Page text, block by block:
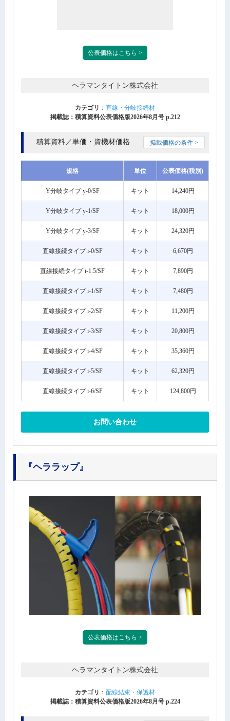
公表価格はこちら >
ヘラマンタイトン株式会社
カテゴリ ： 直線・分岐接続材
掲載誌：積算資料公表価格版2026年8月号 p.212
積算資料／単価・資機材価格 掲載価格の条件 >
規格 単位 公表価格(税別)
Y分岐タイプ y-0/SF キット 14,240円
Y分岐タイプ y-1/SF キット 18,000円
Y分岐タイプ y-3/SF キット 24,320円
直線接続タイプ i-0/SF キット 6,670円
直線接続タイプ i-1.5/SF キット 7,890円
直線接続タイプ i-1/SF キット 7,480円
直線接続タイプ i-2/SF キット 11,200円
直線接続タイプ i-3/SF キット 20,800円
直線接続タイプ i-4/SF キット 35,360円
直線接続タイプ i-5/SF キット 62,320円
直線接続タイプ i-6/SF キット 124,800円
お問い合わせ
『ヘララップ』
公表価格はこちら >
ヘラマンタイトン株式会社
カテゴリ ： 配線結束・保護材
掲載誌：積算資料公表価格版2026年8月号 p.224